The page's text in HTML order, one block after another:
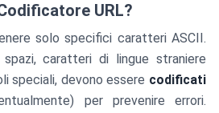
URL?
solo specifici caratteri ASCII.
spazi, caratteri di lingue straniere
speciali, devono essere codificati
per prevenire errori.